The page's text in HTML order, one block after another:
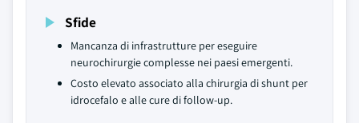
Sfide
Mancanza di infrastrutture per eseguire
neurochirurgie complesse nei paesi emergenti.
Costo elevato associato alla chirurgia di shunt per
idrocefalo e alle cure di follow-up.